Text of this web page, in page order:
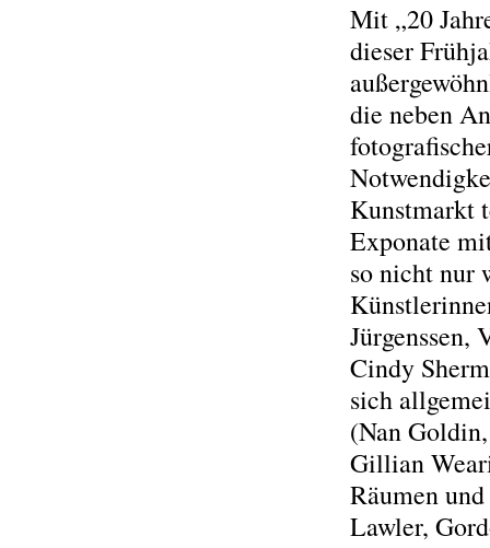
Mit „20
dieser
die neben
Kunstmarkt
Exponate
so nicht nur
Jürgenssen,
Cindy
sich
(Nan
Gillian
Räumen
Lawler,